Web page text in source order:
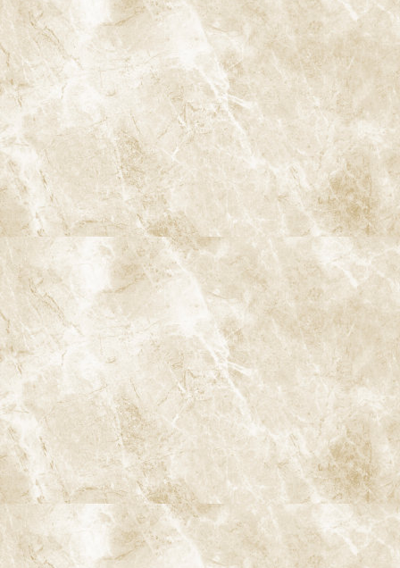
岐・根尖病変の広がりなどを三次元的に把握することができま
す。マイクロスコープとCTを組み合わせることで、 「見える情
報」と「立体的な情報」を統合した精密診断・精密治療 が可能に
なります。
マイクロスコープを用いた精密根管
治療が特に有効なケース
すべての根管治療でマイクロスコープが有効ですが、特に次のよう
なケースでは、その真価を発揮します。
過去に根管治療を行っているが、痛みや腫れが再発している
歯
レントゲンやCTで根尖病変（根の先の膿）が確認される歯
追加根管や分岐根管の存在が疑われる大臼歯
根管の石灰化が進んでおり、根管口の探索が難しい症例
器具破折や穿孔など、通常の治療では対応が難しいトラブル
が起きている歯
前歯など審美的に重要な部位で、可能な限り歯を残したいケ
ース
マイクロスコープを用いた根管治療
の流れ